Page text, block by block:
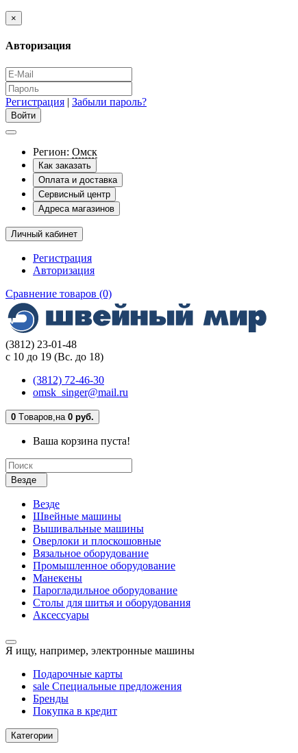
×
Авторизация
Регистрация | Забыли пароль?
Регион: Омск
Как заказать
Оплата и доставка
Сервисный центр
Адреса магазинов
Личный кабинет
Регистрация
Авторизация
Сравнение товаров (0)
(3812) 23-01-48
с 10 до 19 (Вс. до 18)
(3812) 72-46-30
omsk_singer@mail.ru
0 Tоваров,на 0 руб.
Ваша корзина пуста!
Везде
Везде
Швейные машины
Вышивальные машины
Оверлоки и плоскошовные
Вязальное оборудование
Промышленное оборудование
Манекены
Парогладильное оборудование
Столы для шитья и оборудования
Аксессуары
Я ищу, например, электронные машины
Подарочные карты
sale Специальные предложения
Бренды
Покупка в кредит
Категории